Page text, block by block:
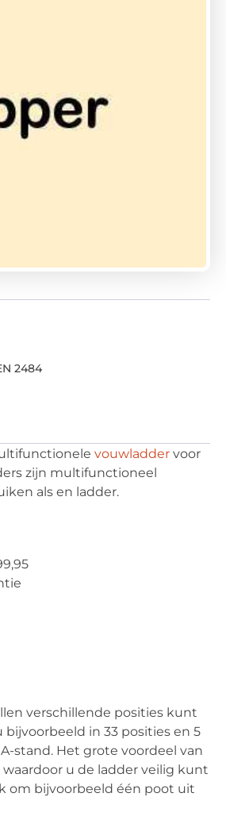
2484
vouwladder voor
zijn multifunctioneel
als en ladder.
verschillende posities kunt
bijvoorbeeld in 33 posities en 5
stand. Het grote voordeel van
u de ladder veilig kunt
om bijvoorbeeld één poot uit